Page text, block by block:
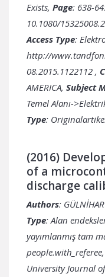
Exists, Page: 638-
10.1080/
Access Type:
http://
08.2015.1122112 ,
Subject
Temel Alanı-
Type:
(2016)
of a
discharge
Authors:
Type: Alan
yayımlanmış tam
people.with_referee,
University Journal